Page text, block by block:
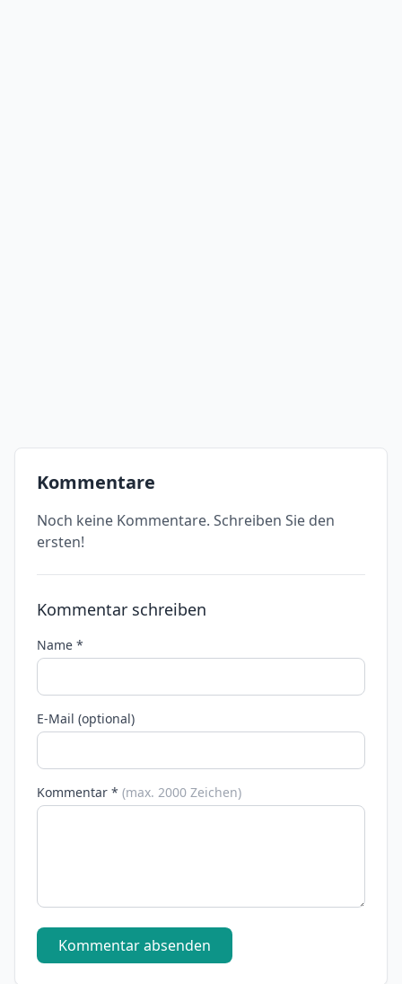
Kommentare
Noch keine Kommentare. Schreiben Sie den
ersten!
Kommentar schreiben
Name *
E-Mail (optional)
Kommentar * (max. 2000 Zeichen)
Kommentar absenden